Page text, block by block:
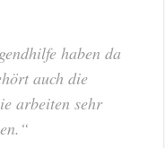
haben da
auch die
arbeiten sehr